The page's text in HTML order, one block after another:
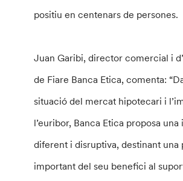
positiu en centenars de persones.
Juan Garibi, director comercial i
de Fiare Banca Etica, comenta:
situació del mercat hipotecari i
l’euribor, Banca Etica proposa
diferent i disruptiva, destinant una
important del seu benefici al